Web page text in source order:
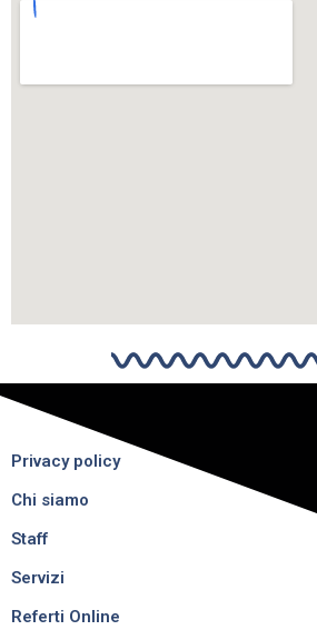
Privacy policy
Chi siamo
Staff
Servizi
Referti Online